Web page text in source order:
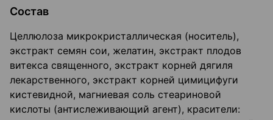
Состав
Целлюлоза микрокристаллическая (носитель),
экстракт семян сои, желатин, экстракт плодов
витекса священного, экстракт корней дягиля
лекарственного, экстракт корней цимицифуги
кистевидной, магниевая соль стеариновой
кислоты (антислеживающий агент), красители: